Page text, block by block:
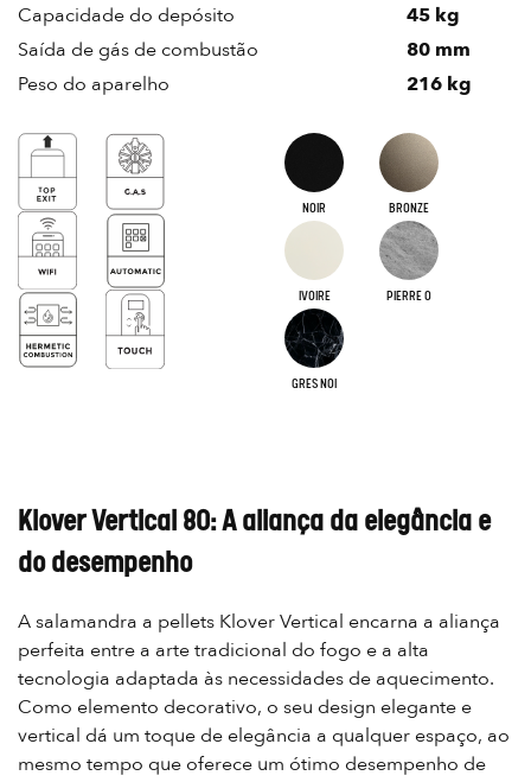
Capacidade do depósito
45 kg
Saída de gás de combustão
80 mm
Peso do aparelho
216 kg
NOIR BRONZE
IVOIRE PIERRE O
GRES NOI
Klover Vertical 80: A aliança da elegância e
do desempenho
A salamandra a pellets Klover Vertical encarna a aliança
perfeita entre a arte tradicional do fogo e a alta
tecnologia adaptada às necessidades de aquecimento.
Como elemento decorativo, o seu design elegante e
vertical dá um toque de elegância a qualquer espaço, ao
mesmo tempo que oferece um ótimo desempenho de